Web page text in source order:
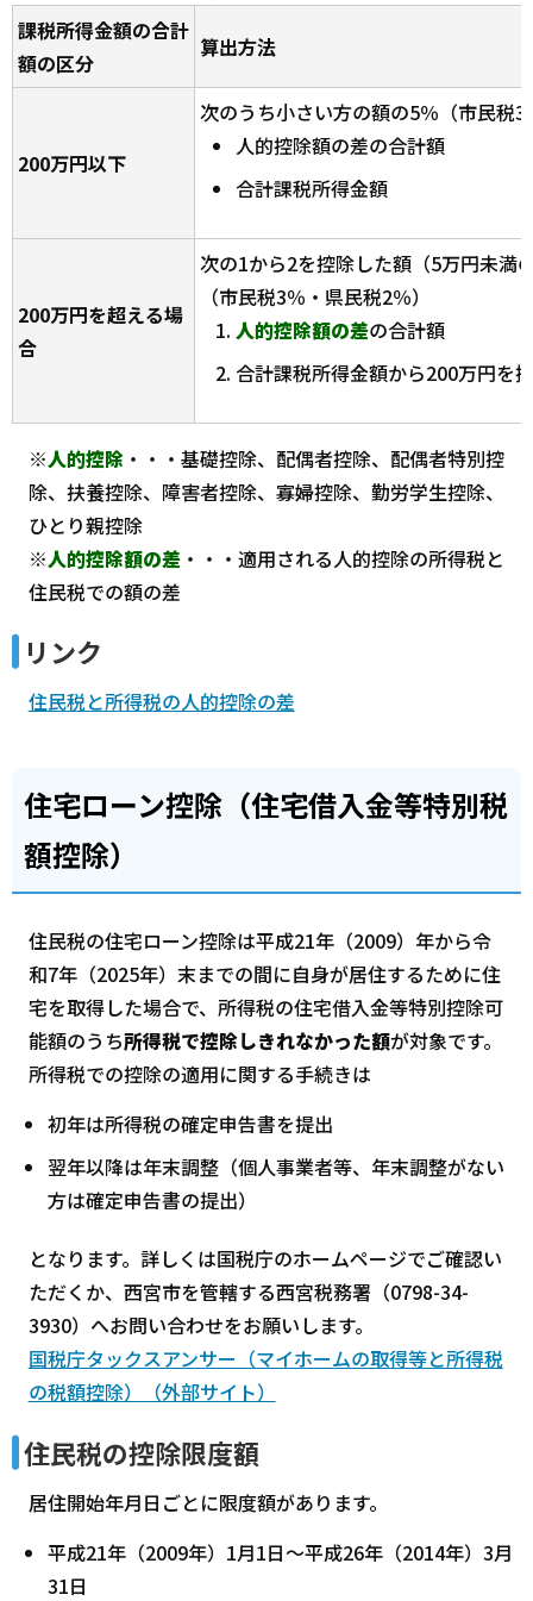
課税所得金額の合計
額の区分
算出方法
200万円以下
次のうち小さい方の額の5％（市民税
人的控除額の差の合計額
合計課税所得金額
200万円を超える場
合
次の1から2を控除した額（5万円未満
（市民税3％・県民税2％）
人的控除額の差の合計額
合計課税所得金額から200万円を
※人的控除・・・基礎控除、配偶者控除、配偶者特別控
除、扶養控除、障害者控除、寡婦控除、勤労学生控除、
ひとり親控除
※人的控除額の差・・・適用される人的控除の所得税と
住民税での額の差
リンク
住民税と所得税の人的控除の差
住宅ローン控除（住宅借入金等特別税
額控除）
住民税の住宅ローン控除は平成21年（2009）年から令
和7年（2025年）末までの間に自身が居住するために住
宅を取得した場合で、所得税の住宅借入金等特別控除可
能額のうち所得税で控除しきれなかった額が対象です。
所得税での控除の適用に関する手続きは
初年は所得税の確定申告書を提出
翌年以降は年末調整（個人事業者等、年末調整がない
方は確定申告書の提出）
となります。詳しくは国税庁のホームページでご確認い
ただくか、西宮市を管轄する西宮税務署（0798-34-
3930）へお問い合わせをお願いします。
国税庁タックスアンサー（マイホームの取得等と所得税
の税額控除）（外部サイト）
住民税の控除限度額
居住開始年月日ごとに限度額があります。
平成21年（2009年）1月1日～平成26年（2014年）3月
31日